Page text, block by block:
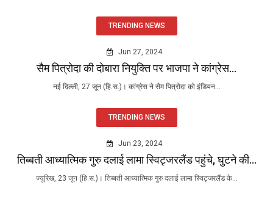
TRENDING NEWS
Jun 27, 2024
सैम पित्रोदा की दोबारा नियुक्ति पर भाजपा ने कांग्रेस...
नई दिल्ली, 27 जून (हि.स.)। कांग्रेस ने सैम पित्रोदा को इंडियन...
TRENDING NEWS
Jun 23, 2024
तिब्बती आध्यात्मिक गुरु दलाई लामा स्विट्जरलैंड पहुंचे, घुटने की...
ज्यूरिख, 23 जून (हि.स.)। तिब्बती आध्यात्मिक गुरु दलाई लामा स्विट्जरलैंड के...